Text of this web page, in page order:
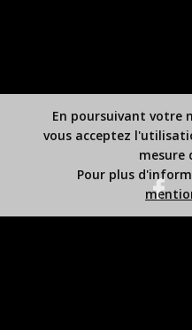
En poursuivant votre
vous acceptez
mesure
Pour plus